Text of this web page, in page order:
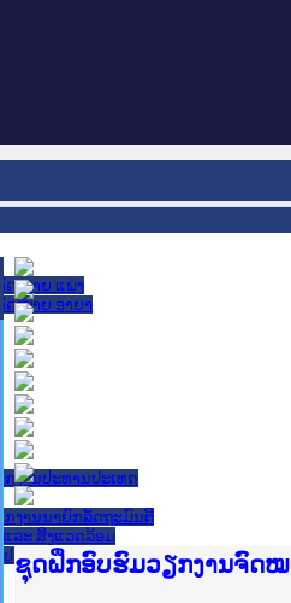
ດໝາຍ ແພ່ງ
ດໝາຍ ອາຍາ
ງານປະທານປະເທດ
ກງານນາຍົກລັດຖະມົນຕີ
ແລະ ສິ່ງແວດລ້ອມ
ປະເທດ
Ministry of Justice Lao
ເຜີຍແຜ່ວັບໄຊຈົດໝາຍເຫດ
ກະຊວງຍຸຕິທຳ
ຊຸດຝຶກອົບຮົມວຽກງານຈົດໝ
ກອງປະຊຸມທົບທວນຄືນການ
ຝຶກອົບຮົມ ຜູ່ປະສານງານວ
ຝຶກອົບຮົມ ຜູ່ປະສານງານວ
ເຜີຍແຜ່ແອັບກົດໝາຍລາວ
ເຜີຍແຜ່ແອັບກົດໝາຍລາວ
ຍົກລະດັບວຽກງານຈົດໝາຍ
ຊຸດຝຶກອົບຮົມວຽກງານຈົດໝ